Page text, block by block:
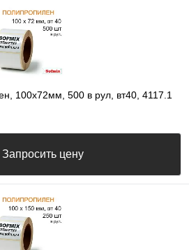
100х72мм, 500 в рул, вт40, 4117.1
Запросить цену